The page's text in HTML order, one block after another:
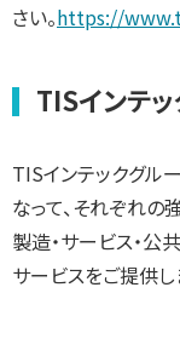
さい。https://
TISインテ
TISインテックグル
なって、それぞれの
製造・サービス・
サービスをご提供し